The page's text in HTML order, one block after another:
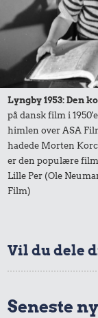
0,42 kr.
1/2 kg hakket
oksekød
Franskbrød
Lyngby 1953: Den
på dansk film i
himlen over ASA
hadede Morten
er den populære
Lille Per (Ole
Film)
Vil du dele
Seneste